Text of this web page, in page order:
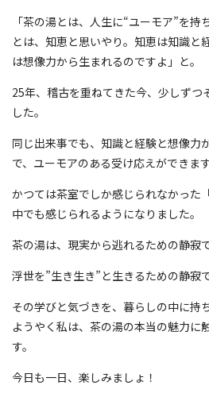
「茶の湯とは、人生に“ユーモア”を
とは、知恵と思いやり。知恵は知識と
は想像力から生まれるのですよ」と。
25年、稽古を重ねてきた今、少しずつ
した。
同じ出来事でも、知識と経験と想像力
で、ユーモアのある受け応えができます
かつては茶室でしか感じられなかった
中でも感じられるようになりました。
茶の湯は、現実から逃れるための静寂
浮世を”生き生き”と生きるための静寂で
その学びと気づきを、暮らしの中に持
ようやく私は、茶の湯の本当の魅力に
す。
今日も一日、楽しみましょ！